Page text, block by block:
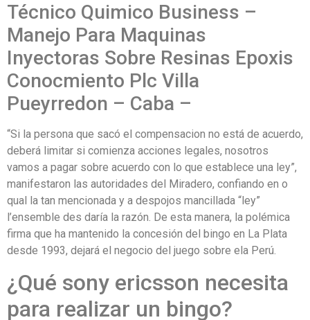
Técnico Quimico Business –
Manejo Para Maquinas
Inyectoras Sobre Resinas Epoxis
Conocmiento Plc Villa
Pueyrredon – Caba –
“Si la persona que sacó el compensacion no está de acuerdo,
deberá limitar si comienza acciones legales, nosotros
vamos a pagar sobre acuerdo con lo que establece una ley”,
manifestaron las autoridades del Miradero, confiando en o
qual la tan mencionada y a despojos mancillada “ley”
l’ensemble des daría la razón. De esta manera, la polémica
firma que ha mantenido la concesión del bingo en La Plata
desde 1993, dejará el negocio del juego sobre ela Perú.
¿Qué sony ericsson necesita
para realizar un bingo?